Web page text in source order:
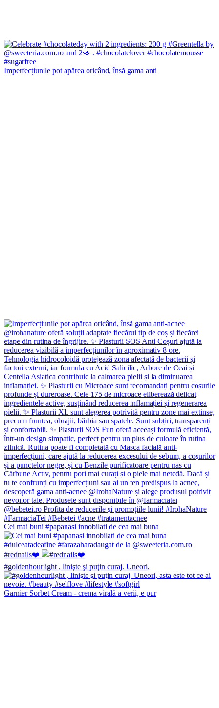
Imperfecțiunile pot apărea oricând, însă gama anti
Cei mai buni #papanasi innobilati de cea mai buna
#rednails❤️
#goldenhourlight , linişte şi puţin curaj. Uneori,
Garnier Sorbet Cream - crema virală a verii, e pur